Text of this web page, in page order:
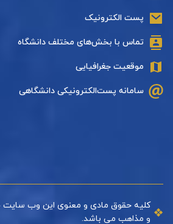
پست الکترونیک
تماس با بخش‌های مختلف دانشگاه
موقعیت جغرافیایی
سامانه پست‌الکترونیکی دانشگاهی
کلیه حقوق مادی و معنوی این وب سایت
و مذاهب می باشد.